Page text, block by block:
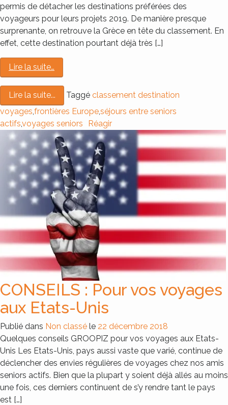
permis de détacher les destinations préférées des
voyageurs pour leurs projets 2019. De manière presque
surprenante, on retrouve la Grèce en tête du classement. En
effet, cette destination pourtant déjà très […]
Lire la suite…
Lire la suite... Taggé classement destination
voyages,frontières Europe,séjours entre seniors
actifs,voyages seniors Réagir
CONSEILS : Pour vos voyages
aux Etats-Unis
Publié dans Non classé le 22 décembre 2018
Quelques conseils GROOPIZ pour vos voyages aux Etats-
Unis Les Etats-Unis, pays aussi vaste que varié, continue de
déclencher des envies régulières de voyages chez nos amis
seniors actifs. Bien que la plupart y soient déjà allés au moins
une fois, ces derniers continuent de s’y rendre tant le pays
est […]